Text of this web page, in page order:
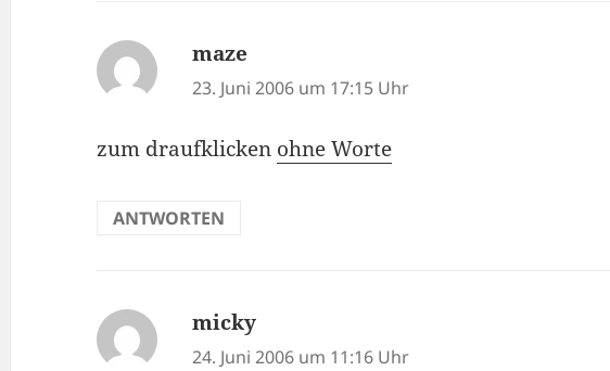
maze
23. Juni 2006 um 17:15 Uhr
zum draufklicken ohne Worte
ANTWORTEN
micky
24. Juni 2006 um 11:16 Uhr